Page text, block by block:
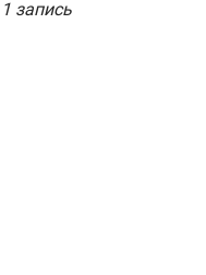
1 запись